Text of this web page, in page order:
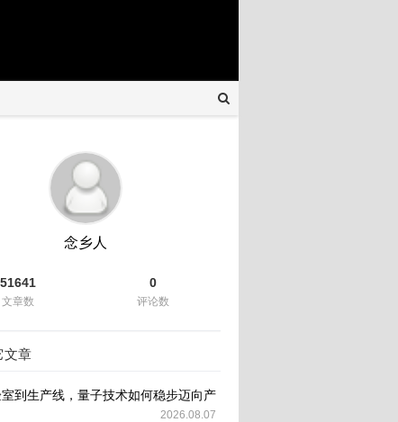
念乡人
51641
文章数
0
评论数
文章
到生产线，量子技术如何稳步迈向产业化新纪元
2026.08.07